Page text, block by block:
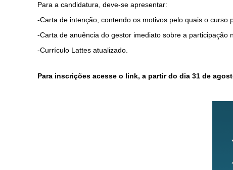
Para a candidatura, deve-se apresentar:
-Carta de intenção, contendo os motivos pelo quais o
-Carta de anuência do gestor imediato sobre a participação
-Currículo Lattes atualizado.
Para inscrições acesse o link, a partir do dia 31 de